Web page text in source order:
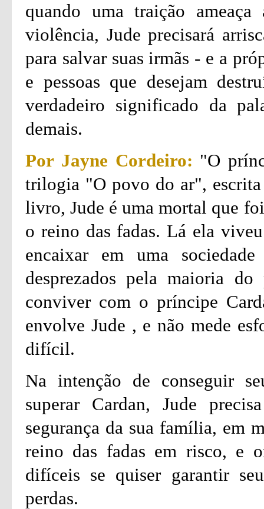
quando uma traição
violência, Jude precisará
para salvar suas irmãs - e a
e pessoas que desejam
verdadeiro significado da
demais.
Por Jayne Cordeiro: "O
trilogia "O povo do ar",
livro, Jude é uma mortal que
o reino das fadas. Lá ela
encaixar em uma
desprezados pela maioria
conviver com o príncipe
envolve Jude , e não mede
difícil.
Na intenção de conseguir
superar Cardan, Jude
segurança da sua família, em
reino das fadas em risco, e
difíceis se quiser garantir
perdas.